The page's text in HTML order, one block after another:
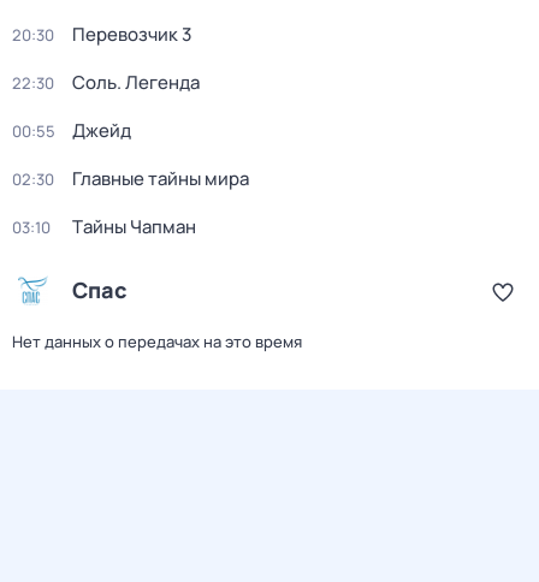
20:30 Перевозчик 3
22:30 Соль. Легенда
00:55 Джейд
02:30 Главные тайны мира
03:10 Тaйны Чапман
Спас
Нет данных о передачах на это время